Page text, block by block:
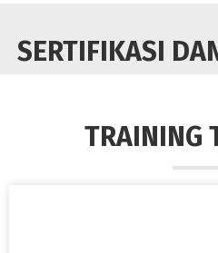
SERTIFIKASI
TRAINING